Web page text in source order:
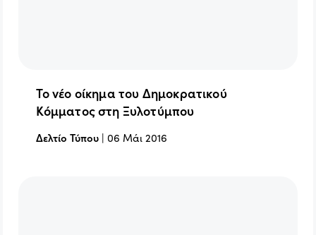
Το νέο οίκημα του Δημοκρατικού
Κόμματος στη Ξυλοτύμπου
Δελτίο Τύπου |06 Μάι 2016